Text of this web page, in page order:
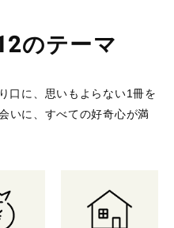
のテーマ
口に、思いもよらない1冊を
いに、すべての好奇心が満